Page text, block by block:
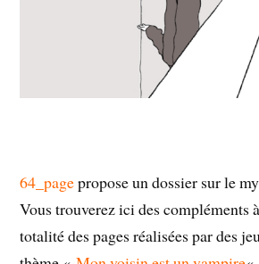
64_pagepropose un dossier sur le
Vous trouverez ici des compléments
totalité des pages réalisées par des